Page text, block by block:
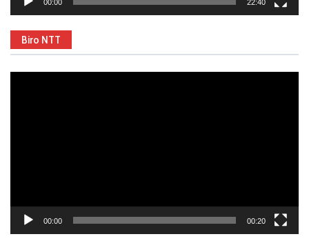
00:00 22:40
Biro NTT
00:00 00:20